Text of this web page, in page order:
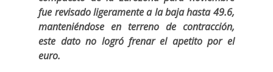
fue revisado ligeramente a la baja hasta 49.6,
manteniéndose en terreno de contracción,
este dato no logró frenar el apetito por el
euro.